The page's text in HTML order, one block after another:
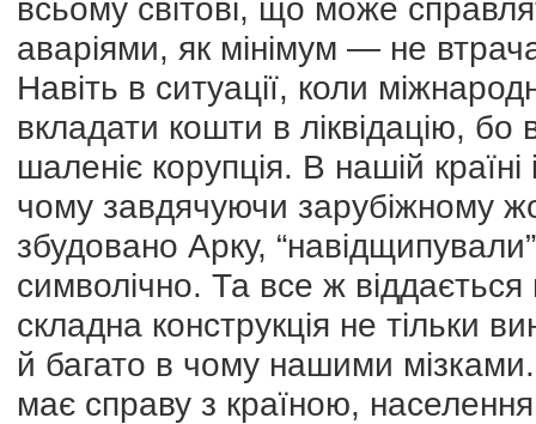
всьому світові, що може
аваріями, як мінімум — не
Навіть в ситуації, коли
вкладати кошти в ліквідацію, бо
шаленіє корупція. В нашій
чому завдячуючи зарубіжному
збудовано Арку,
символічно. Та все ж
складна конструкція не тільки
й багато в чому нашими
має справу з країною,